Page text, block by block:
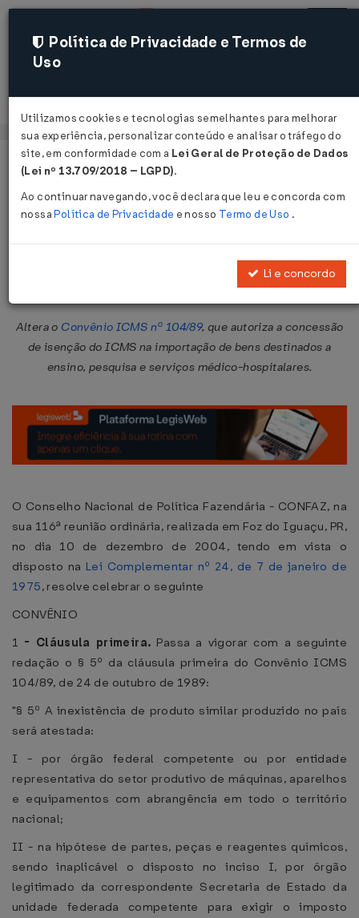
Acessar
Página Inicial Legislações
Convênio ICMS nº 110 de
Altera o Convênio ICMS nº 104/89, que autoriza a concessão
de isenção do ICMS na importação de bens destinados a
ensino, pesquisa e serviços médico-hospitalares.
O Conselho Nacional de Política Fazendária - CONFAZ, na
sua 116ª reunião ordinária, realizada em Foz do Iguaçu, PR,
no dia 10 de dezembro de 2004, tendo em vista o
disposto na Lei Complementar nº 24, de 7 de janeiro de
1975, resolve celebrar o seguinte
CONVÊNIO
1 - Cláusula primeira. Passa a vigorar com a seguinte
redação o § 5º da cláusula primeira do Convênio ICMS
104/89, de 24 de outubro de 1989:
"§ 5º A inexistência de produto similar produzido no país
será atestada:
I - por órgão federal competente ou por entidade
representativa do setor produtivo de máquinas, aparelhos
e equipamentos com abrangência em todo o território
nacional;
II - na hipótese de partes, peças e reagentes químicos,
sendo inaplicável o disposto no inciso I, por órgão
legitimado da correspondente Secretaria de Estado da
unidade federada competente para exigir o imposto
Política de Privacidade e Termos de
Uso
Utilizamos cookies e tecnologias semelhantes para melhorar
sua experiência, personalizar conteúdo e analisar o tráfego do
site, em conformidade com a Lei Geral de Proteção de Dados
(Lei nº 13.709/2018 – LGPD).
Ao continuar navegando, você declara que leu e concorda com
nossaPolítica de Privacidade e nosso Termo de Uso .
Li e concordo